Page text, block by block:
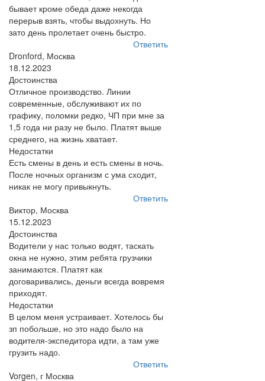
бывает кроме обеда даже некогда
перерыв взять, чтобы выдохнуть. Но
зато день пролетает очень быстро.
Ответить
Dronford, Москва
18.12.2023
Достоинства
Отличное производство. Линии
современные, обслуживают их по
графику, поломки редко, ЧП при мне за
1,5 года ни разу не было. Платят выше
среднего, на жизнь хватает.
Недостатки
Есть смены в день и есть смены в ночь.
После ночных организм с ума сходит,
никак не могу привыкнуть.
Ответить
Виктор, Москва
15.12.2023
Достоинства
Водители у нас только водят, таскать
окна не нужно, этим ребята грузчики
занимаются. Платят как
договаривались, деньги всегда вовремя
приходят.
Недостатки
В целом меня устраивает. Хотелось бы
зп побольше, но это надо было на
водителя-экспедитора идти, а там уже
грузить надо.
Ответить
Vorgen, г Москва